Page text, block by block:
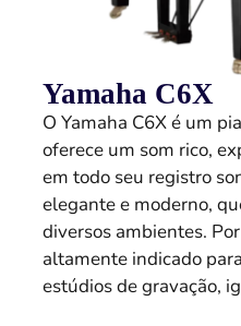
Yamaha C6X
O Yamaha C6X é um
oferece um som rico,
em todo seu registro
elegante e moderno,
diversos ambientes.
altamente indicado
estúdios de gravação,